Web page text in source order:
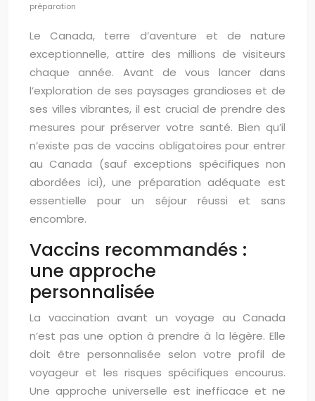
préparation
Le Canada, terre d’aventure et de nature
exceptionnelle, attire des millions de visiteurs
chaque année. Avant de vous lancer dans
l’exploration de ses paysages grandioses et de
ses villes vibrantes, il est crucial de prendre des
mesures pour préserver votre santé. Bien qu’il
n’existe pas de vaccins obligatoires pour entrer
au Canada (sauf exceptions spécifiques non
abordées ici), une préparation adéquate est
essentielle pour un séjour réussi et sans
encombre.
Vaccins recommandés :
une approche
personnalisée
La vaccination avant un voyage au Canada
n’est pas une option à prendre à la légère. Elle
doit être personnalisée selon votre profil de
voyageur et les risques spécifiques encourus.
Une approche universelle est inefficace et ne